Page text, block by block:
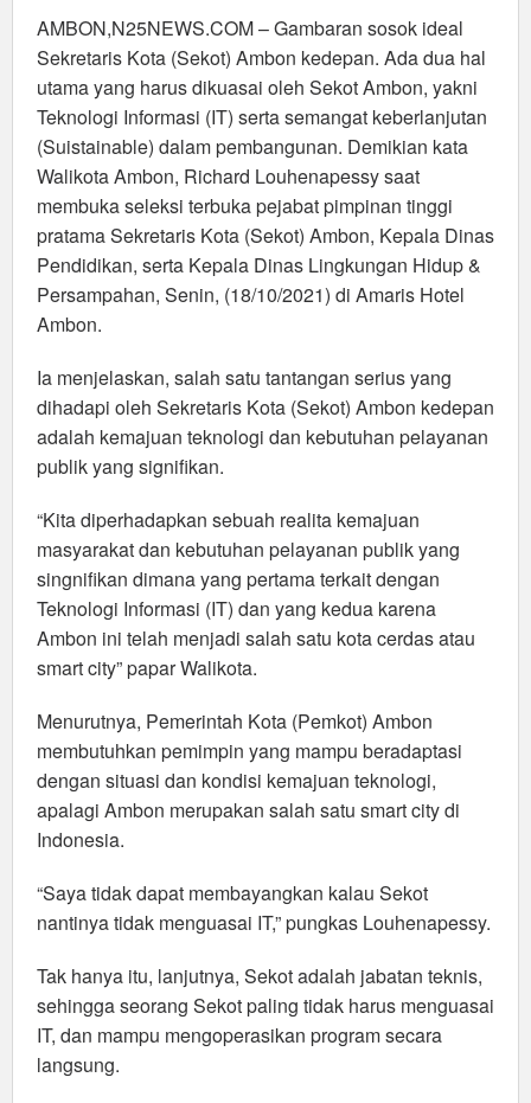
AMBON,N25NEWS.COM – Gambaran sosok ideal
Sekretaris Kota (Sekot) Ambon kedepan. Ada dua hal
utama yang harus dikuasai oleh Sekot Ambon, yakni
Teknologi Informasi (IT) serta semangat keberlanjutan
(Suistainable) dalam pembangunan. Demikian kata
Walikota Ambon, Richard Louhenapessy saat
membuka seleksi terbuka pejabat pimpinan tinggi
pratama Sekretaris Kota (Sekot) Ambon, Kepala Dinas
Pendidikan, serta Kepala Dinas Lingkungan Hidup &
Persampahan, Senin, (18/10/2021) di Amaris Hotel
Ambon.
Ia menjelaskan, salah satu tantangan serius yang
dihadapi oleh Sekretaris Kota (Sekot) Ambon kedepan
adalah kemajuan teknologi dan kebutuhan pelayanan
publik yang signifikan.
“Kita diperhadapkan sebuah realita kemajuan
masyarakat dan kebutuhan pelayanan publik yang
singnifikan dimana yang pertama terkait dengan
Teknologi Informasi (IT) dan yang kedua karena
Ambon ini telah menjadi salah satu kota cerdas atau
smart city” papar Walikota.
Menurutnya, Pemerintah Kota (Pemkot) Ambon
membutuhkan pemimpin yang mampu beradaptasi
dengan situasi dan kondisi kemajuan teknologi,
apalagi Ambon merupakan salah satu smart city di
Indonesia.
“Saya tidak dapat membayangkan kalau Sekot
nantinya tidak menguasai IT,” pungkas Louhenapessy.
Tak hanya itu, lanjutnya, Sekot adalah jabatan teknis,
sehingga seorang Sekot paling tidak harus menguasai
IT, dan mampu mengoperasikan program secara
langsung.